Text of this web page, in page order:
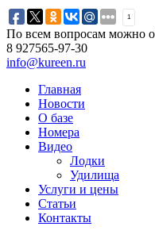
1
По всем вопросам можно
8 927565-97-30
info@kureen.ru
Главная
Новости
О базе
Номера
Видео
Лодки
Удилища
Услуги и цены
Статьи
Контакты